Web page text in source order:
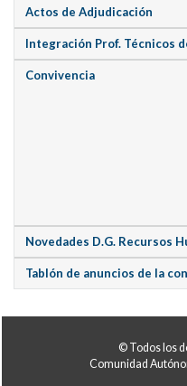
Actos de Adjudicación
Integración Prof. Técnicos
Convivencia
Novedades D.G. Recursos
Tablón de anuncios de la
© Todos los
Comunidad